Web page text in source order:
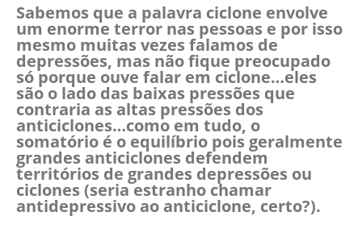
Sabemos que a palavra ciclone envolve
um enorme terror nas pessoas e por isso
mesmo muitas vezes falamos de
depressões, mas não fique preocupado
só porque ouve falar em ciclone…eles
são o lado das baixas pressões que
contraria as altas pressões dos
anticiclones…como em tudo, o
somatório é o equilíbrio pois geralmente
grandes anticiclones defendem
territórios de grandes depressões ou
ciclones (seria estranho chamar
antidepressivo ao anticiclone, certo?).